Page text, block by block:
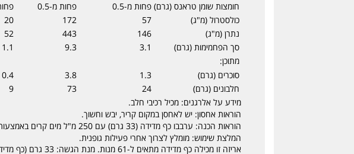
חומצות שומן טראנס (גרם) פחות מ-0.5 פחות מ-0.5
כולסטרול (מ"ג)
57
172
20
נתרן (מ"ג)
146
443
52
סך הפחמימות (גרם)
3.1
9.3
1.1
מתוכן:
סוכרים (גרם)
1.3
3.8
0.4
חלבונים (גרם)
24
73
9
מידע על אלרגנים: מכיל רכיבי חלב.
הוראות אחסון: יש לאחסן במקום קריר, יבש וחשוך.
הוראות הכנה: ערבבו כף מדידה (33 גרם) עם 250 מ"ל מים קרים באמצעות שייקר.
המלצת שימוש: מומלץ לצרוך אחרי פעילות גופנית.
אריזה זו מכילה כף מדידה מתאים ל-61 מנות. מנת הגשה: 33 גרם (כף מדידה).